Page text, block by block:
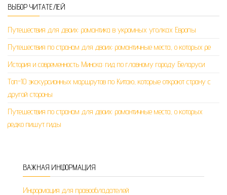
ВЫБОР ЧИТАТЕЛЕЙ
Путешествия для двоих: романтика в укромных уголках Европы
Путешествия по странам для двоих: романтичные места, о которых ре
История и современность Минска: гид по главному городу Беларуси
Топ-10 экскурсионных маршрутов по Китаю, которые откроют страну с
другой стороны
Путешествия по странам для двоих: романтичные места, о которых
редко пишут гиды
ВАЖНАЯ ИНФОРМАЦИЯ
Информация для правообладателей